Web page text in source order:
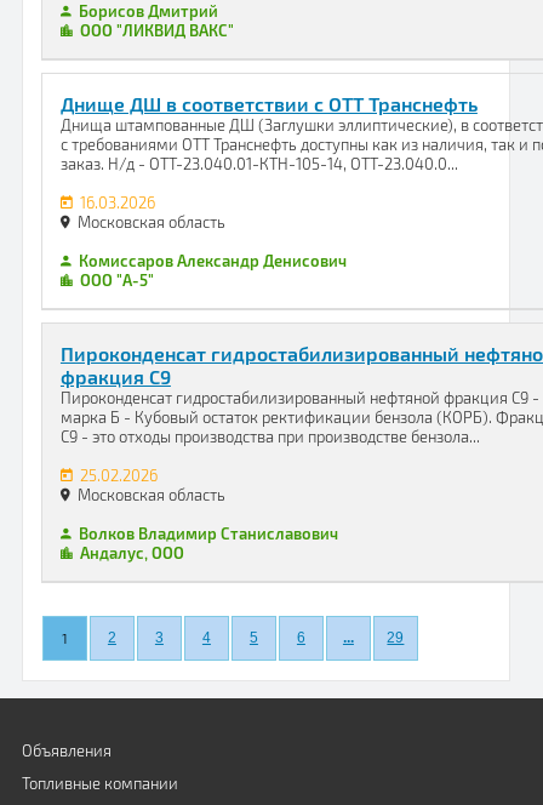
Борисов Дмитрий
ООО "ЛИКВИД ВАКС"
Днище ДШ в соответствии с ОТТ Транснефть
Днища штампованные ДШ (Заглушки эллиптические), в
с требованиями ОТТ Транснефть доступны как из наличия, так и
заказ. Н/д - ОТТ-23.040.01-КТН-105-14, ОТТ-23.040.0...
16.03.2026
Московская область
Комиссаров Александр Денисович
ООО "А-5"
Пироконденсат гидростабилизированный
фракция С9
Пироконденсат гидростабилизированный нефтяной фракция С9 -
марка Б - Кубовый остаток ректификации бензола (КОРБ).
С9 - это отходы производства при производстве бензола...
25.02.2026
Московская область
Волков Владимир Станиславович
Андалус, ООО
1 2 3 4 5 6 ... 29
Объявления
Топливные компании